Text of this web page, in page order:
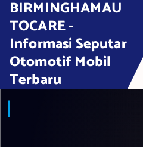
BIRMINGHAMAU
TOCARE -
Informasi Seputar
Otomotif Mobil
Terbaru